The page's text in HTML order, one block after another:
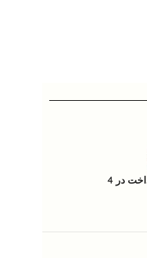
خرید اعتباری و پرداخت در 4